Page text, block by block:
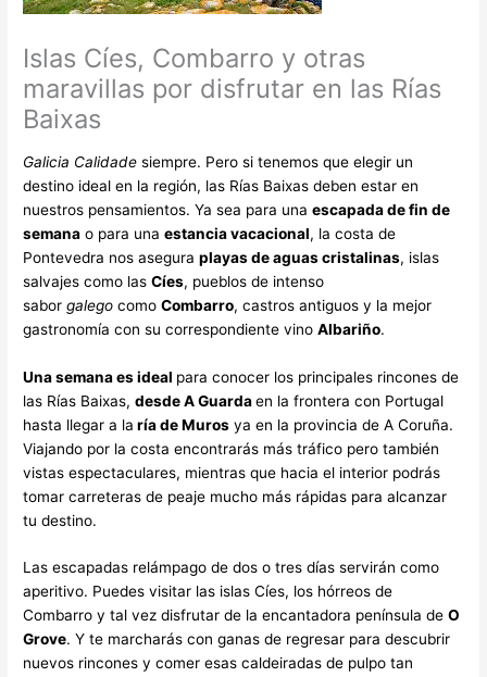
Islas Cíes, Combarro y otras
maravillas por disfrutar en las Rías
Baixas
Galicia Calidade siempre. Pero si tenemos que elegir un
destino ideal en la región, las Rías Baixas deben estar en
nuestros pensamientos. Ya sea para unaescapada de fin de
semana o para unaestancia vacacional, la costa de
Pontevedra nos aseguraplayas de aguas cristalinas, islas
salvajes como lasCíes, pueblos de intenso
saborgalegocomoCombarro, castros antiguos y la mejor
gastronomía con su correspondiente vinoAlbariño.
Una semana es ideal para conocer los principales rincones de
las Rías Baixas,desde A Guardaen la frontera con Portugal
hasta llegar a la ría de Muros ya en la provincia de A Coruña.
Viajando por la costa encontrarás más tráfico pero también
vistas espectaculares, mientras que hacia el interior podrás
tomar carreteras de peaje mucho más rápidas para alcanzar
tu destino.
Las escapadas relámpago de dos o tres días servirán como
aperitivo. Puedes visitar las islas Cíes, los hórreos de
Combarro y tal vez disfrutar de la encantadora península deO
Grove. Y te marcharás con ganas de regresar para descubrir
nuevos rincones y comer esas caldeiradas de pulpo tan